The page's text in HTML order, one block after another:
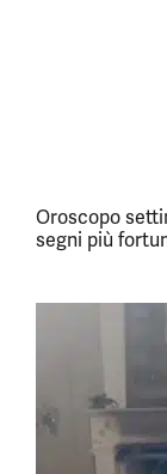
Oroscopo
segni più